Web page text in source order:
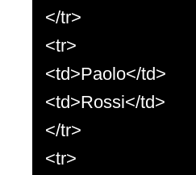
</tr>
<tr>
<td>Paolo</td>
<td>Rossi</td>
</tr>
<tr>